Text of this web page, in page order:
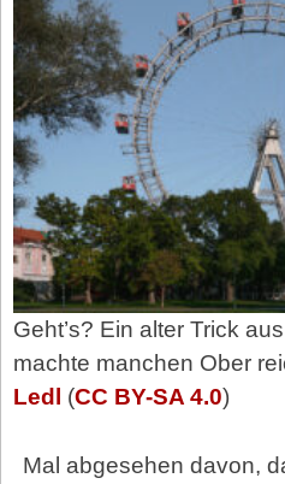
Geht’s? Ein alter Trick
machte manchen Ober
Ledl
(CC BY-SA 4.0)
Mal abgesehen davon,